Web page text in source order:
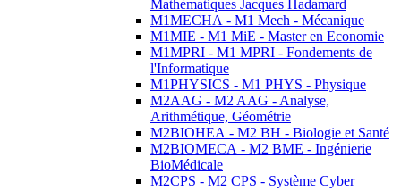
Mathématiques Jacques Hadamard
M1MECHA - M1 Mech - Mécanique
M1MIE - M1 MiE - Master en Economie
M1MPRI - M1 MPRI - Fondements de
l'Informatique
M1PHYSICS - M1 PHYS - Physique
M2AAG - M2 AAG - Analyse,
Arithmétique, Géométrie
M2BIOHEA - M2 BH - Biologie et Santé
M2BIOMECA - M2 BME - Ingénierie
BioMédicale
M2CPS - M2 CPS - Système Cyber